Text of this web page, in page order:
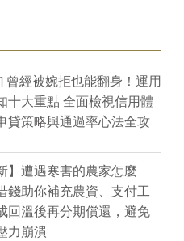
曾經被婉拒也能翻身！運用
十大重點 全面檢視信用體
貸策略與通過率心法全攻
】遭遇寒害的農家怎麼
錢助你補充農資、支付工
回溫後再分期償還，避免
力崩潰